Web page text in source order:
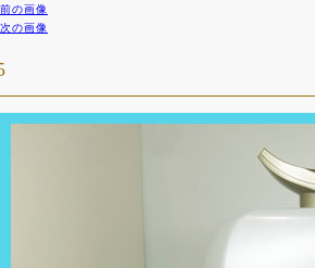
前の画像
次の画像